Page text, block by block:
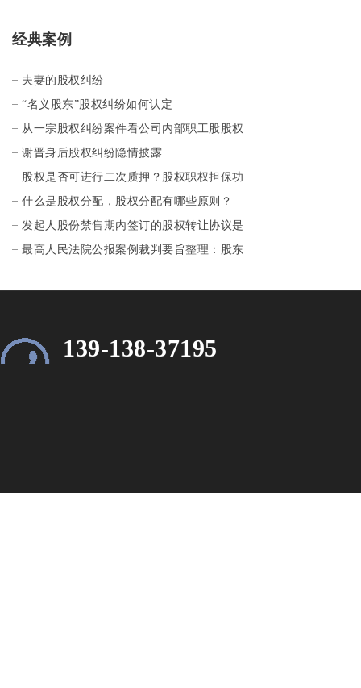
经典案例
夫妻的股权纠纷
“名义股东”股权纠纷如何认定
从一宗股权纠纷案件看公司内部职工股股权
的认定与管理
谢晋身后股权纠纷隐情披露
股权是否可进行二次质押？股权职权担保功
能是什么？
什么是股权分配，股权分配有哪些原则？
发起人股份禁售期内签订的股权转让协议是
否有效？
最高人民法院公报案例裁判要旨整理：股东
139-138-37195